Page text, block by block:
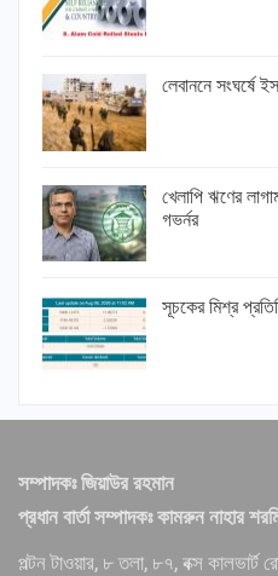
লেবাননে সংঘর্ষে
খেলাপি ঋণের
গভর্নর
সূচকের মিশ্র
সম্পাদকঃ জিয়াউর রহমান
প্রধান বার্তা সম্পাদকঃ কামরুন নাহার
পল্টন টাওয়ার, ৮ তলা, ৮৭, বক্স কালভার্ট